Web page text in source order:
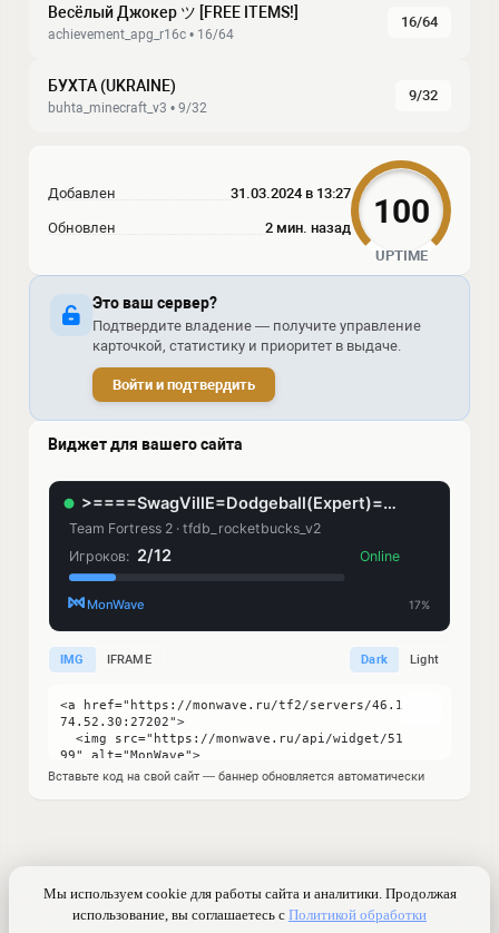
Весёлый Джокер ツ [FREE ITEMS!]
achievement_apg_r16c • 16/64
16/64
БУХТА (UKRAINE)
buhta_minecraft_v3 • 9/32
9/32
Добавлен 31.03.2024 в 13:27
Обновлен 2 мин. назад 100
UPTIME
Это ваш сервер?
Подтвердите владение — получите управление
карточкой, статистику и приоритет в выдаче.
Войти и подтвердить
Виджет для вашего сайта
IMG IFRAME Dark Light
Вставьте код на свой сайт — баннер обновляется автоматически